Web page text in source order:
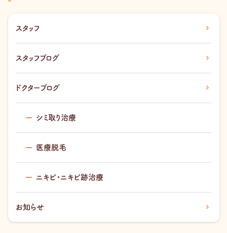
スタッフ
スタッフブログ
ドクターブログ
シミ取り治療
医療脱毛
ニキビ・ニキビ跡治療
お知らせ